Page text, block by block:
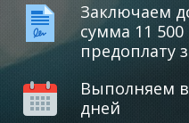
Заключаем
сумма 11
предоплату
Выполняем
дней